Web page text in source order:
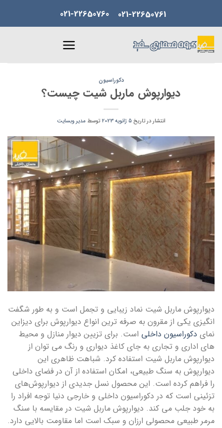
content
021-22650760 021-22650761
دکوراسیون
دیوارپوش ماربل شیت چیست؟
انتشار در تاریخ5 ژانویه 2023 توسط مدیر وبسایت
دیوارپوش ماربل شیت نماد زیبایی و تجمل است و به طور شگفت
انگیزی یکی از مقرون به صرفه ترین انواع دیوارپوش برای دیزاین
نمای دکوراسیون داخلی است. برای تزیین دیوار منازل و محیط
های اداری و تجاری به جای کاغذ دیواری و رنگ می توان از
دیوارپوش ماربل شیت استفاده کرد. شباهت ظاهری این
دیوارپوش به سنگ طبیعی، امکان استفاده از آن در فضای داخلی
را فراهم کرده است. این محصول نسل جدیدی از دیوارپوش‌های
تزئینی است که در دکوراسیون داخلی و خارجی دنیا توجه افراد را
به خود جلب می کند. دیوارپوش ماربل شیت در مقایسه با سنگ
مرمر طبیعی محصولی ارزان و سبک است اما مقاومت بالایی دارد.